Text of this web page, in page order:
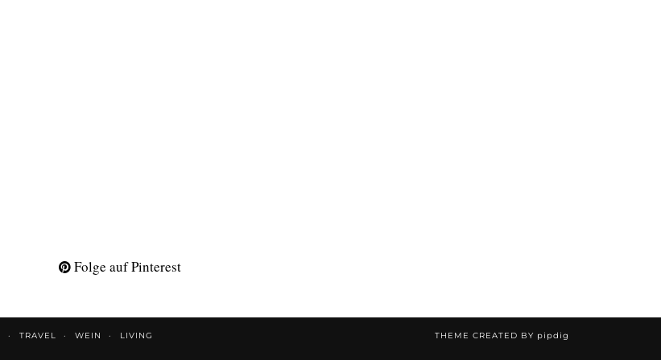
Folge auf Pinterest
TRAVEL WEIN
LIVING
THEME CREATED BY pipdig